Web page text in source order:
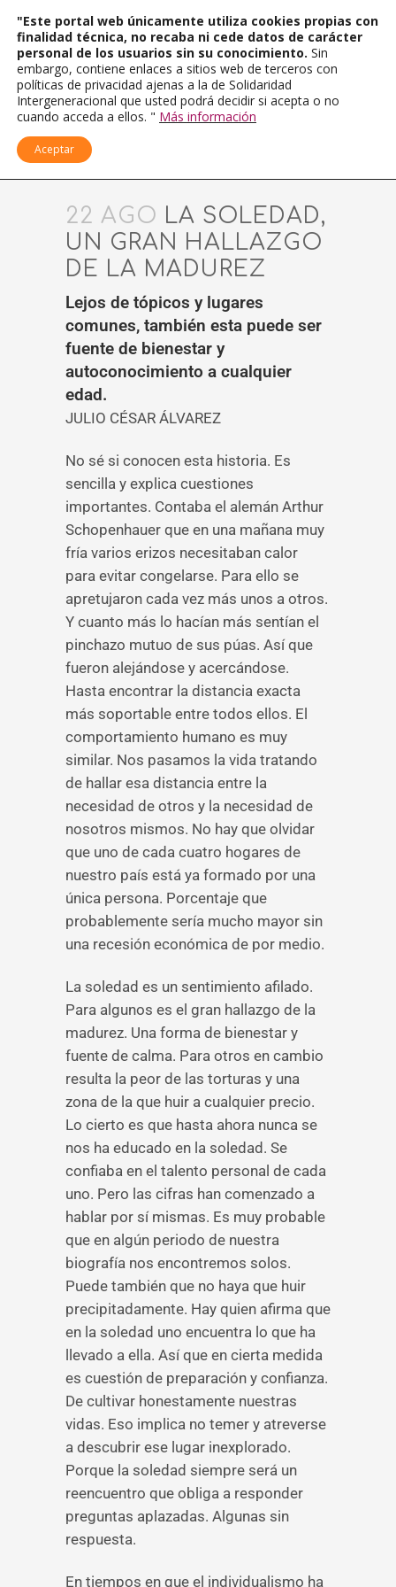
22 AGO LA SOLEDAD,
UN GRAN HALLAZGO
DE LA MADUREZ
Lejos de tópicos y lugares
comunes, también esta puede ser
fuente de bienestar y
autoconocimiento a cualquier
edad.
JULIO CÉSAR ÁLVAREZ
No sé si conocen esta historia. Es
sencilla y explica cuestiones
importantes. Contaba el alemán Arthur
Schopenhauer que en una mañana muy
fría varios erizos necesitaban calor
para evitar congelarse. Para ello se
apretujaron cada vez más unos a otros.
Y cuanto más lo hacían más sentían el
pinchazo mutuo de sus púas. Así que
fueron alejándose y acercándose.
Hasta encontrar la distancia exacta
más soportable entre todos ellos. El
comportamiento humano es muy
similar. Nos pasamos la vida tratando
de hallar esa distancia entre la
necesidad de otros y la necesidad de
nosotros mismos. No hay que olvidar
que uno de cada cuatro hogares de
nuestro país está ya formado por una
única persona. Porcentaje que
probablemente sería mucho mayor sin
una recesión económica de por medio.
La soledad es un sentimiento afilado.
Para algunos es el gran hallazgo de la
madurez. Una forma de bienestar y
fuente de calma. Para otros en cambio
resulta la peor de las torturas y una
zona de la que huir a cualquier precio.
Lo cierto es que hasta ahora nunca se
nos ha educado en la soledad. Se
confiaba en el talento personal de cada
uno. Pero las cifras han comenzado a
hablar por sí mismas. Es muy probable
que en algún periodo de nuestra
biografía nos encontremos solos.
Puede también que no haya que huir
precipitadamente. Hay quien afirma que
en la soledad uno encuentra lo que ha
llevado a ella. Así que en cierta medida
es cuestión de preparación y confianza.
De cultivar honestamente nuestras
vidas. Eso implica no temer y atreverse
a descubrir ese lugar inexplorado.
Porque la soledad siempre será un
reencuentro que obliga a responder
preguntas aplazadas. Algunas sin
respuesta.
En tiempos en que el individualismo ha
"Este portal web únicamente utiliza cookies propias con
finalidad técnica, no recaba ni cede datos de carácter
personal de los usuarios sin su conocimiento. Sin
embargo, contiene enlaces a sitios web de terceros con
políticas de privacidad ajenas a la de Solidaridad
Intergeneracional que usted podrá decidir si acepta o no
cuando acceda a ellos. " Más información
Aceptar